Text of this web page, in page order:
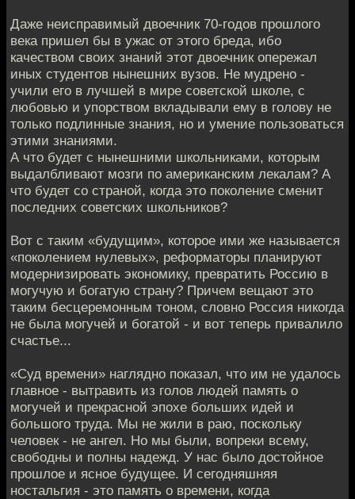
Даже неисправимый двоечник 70-годов прошлого
века пришел бы в ужас от этого бреда, ибо
качеством своих знаний этот двоечник опережал
иных студентов нынешних вузов. Не мудрено -
учили его в лучшей в мире советской школе, с
любовью и упорством вкладывали ему в голову не
только подлинные знания, но и умение пользоваться
этими знаниями.
А что будет с нынешними школьниками, которым
выдалбливают мозги по американским лекалам? А
что будет со страной, когда это поколение сменит
последних советских школьников?
Вот с таким «будущим», которое ими же называется
«поколением нулевых», реформаторы планируют
модернизировать экономику, превратить Россию в
могучую и богатую страну? Причем вещают это
таким бесцеремонным тоном, словно Россия никогда
не была могучей и богатой - и вот теперь привалило
счастье...
«Суд времени» наглядно показал, что им не удалось
главное - вытравить из голов людей память о
могучей и прекрасной эпохе больших идей и
большого труда. Мы не жили в раю, поскольку
человек - не ангел. Но мы были, вопреки всему,
свободны и полны надежд. У нас было достойное
прошлое и ясное будущее. И сегодняшняя
ностальгия - это память о времени, когда